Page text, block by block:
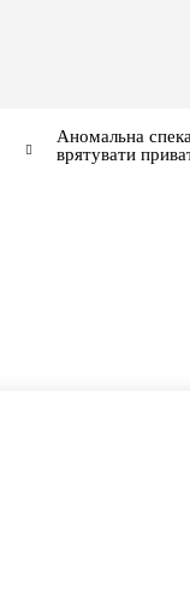
Аномальна
врятувати